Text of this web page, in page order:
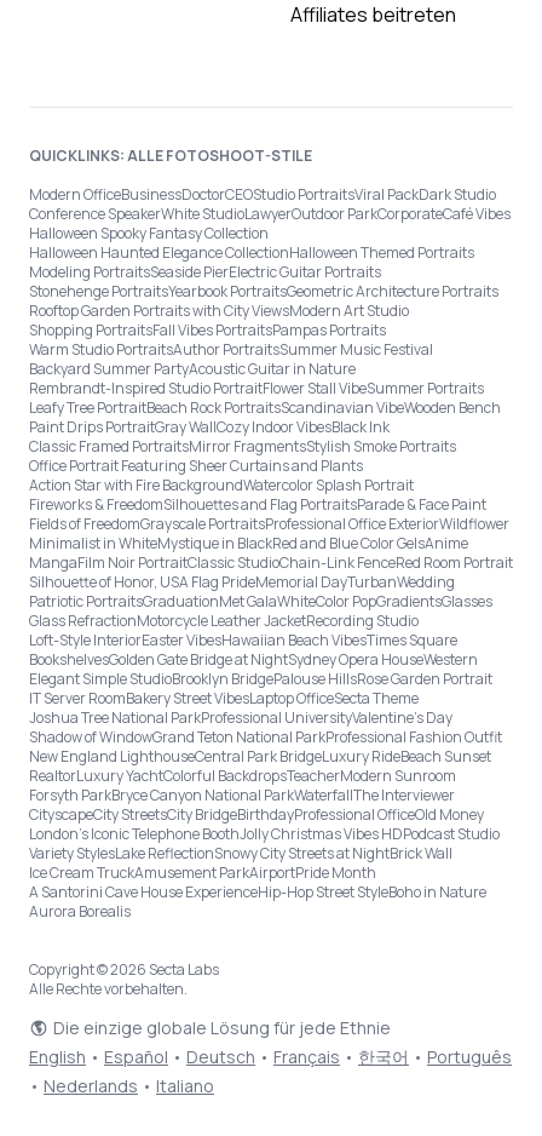
Affiliates beitreten
QUICKLINKS: ALLE FOTOSHOOT-STILE
Modern OfficeBusinessDoctorCEOStudio PortraitsViral PackDark Studio
Conference SpeakerWhite StudioLawyerOutdoor ParkCorporateCafé Vibes
Halloween Spooky Fantasy Collection
Halloween Haunted Elegance CollectionHalloween Themed Portraits
Modeling PortraitsSeaside PierElectric Guitar Portraits
Stonehenge PortraitsYearbook PortraitsGeometric Architecture Portraits
Rooftop Garden Portraits with City ViewsModern Art Studio
Shopping PortraitsFall Vibes PortraitsPampas Portraits
Warm Studio PortraitsAuthor PortraitsSummer Music Festival
Backyard Summer PartyAcoustic Guitar in Nature
Rembrandt-Inspired Studio PortraitFlower Stall VibeSummer Portraits
Leafy Tree PortraitBeach Rock PortraitsScandinavian VibeWooden Bench
Paint Drips PortraitGray WallCozy Indoor VibesBlack Ink
Classic Framed PortraitsMirror FragmentsStylish Smoke Portraits
Office Portrait Featuring Sheer Curtains and Plants
Action Star with Fire BackgroundWatercolor Splash Portrait
Fireworks & FreedomSilhouettes and Flag PortraitsParade & Face Paint
Fields of FreedomGrayscale PortraitsProfessional Office ExteriorWildflower
Minimalist in WhiteMystique in BlackRed and Blue Color GelsAnime
MangaFilm Noir PortraitClassic StudioChain-Link FenceRed Room Portrait
Silhouette of Honor, USA Flag PrideMemorial DayTurbanWedding
Patriotic PortraitsGraduationMet GalaWhiteColor PopGradientsGlasses
Glass RefractionMotorcycle Leather JacketRecording Studio
Loft-Style InteriorEaster VibesHawaiian Beach VibesTimes Square
BookshelvesGolden Gate Bridge at NightSydney Opera HouseWestern
Elegant Simple StudioBrooklyn BridgePalouse HillsRose Garden Portrait
IT Server RoomBakery Street VibesLaptop OfficeSecta Theme
Joshua Tree National ParkProfessional UniversityValentine's Day
Shadow of WindowGrand Teton National ParkProfessional Fashion Outfit
New England LighthouseCentral Park BridgeLuxury RideBeach Sunset
RealtorLuxury YachtColorful BackdropsTeacherModern Sunroom
Forsyth ParkBryce Canyon National ParkWaterfallThe Interviewer
CityscapeCity StreetsCity BridgeBirthdayProfessional OfficeOld Money
London’s Iconic Telephone BoothJolly Christmas Vibes HDPodcast Studio
Variety StylesLake ReflectionSnowy City Streets at NightBrick Wall
Ice Cream TruckAmusement ParkAirportPride Month
A Santorini Cave House ExperienceHip-Hop Street StyleBoho in Nature
Aurora Borealis
Copyright © 2026 Secta Labs
Alle Rechte vorbehalten.
Die einzige globale Lösung für jede Ethnie
English • Español • Deutsch • Français • 한국어 • Português
• Nederlands • Italiano